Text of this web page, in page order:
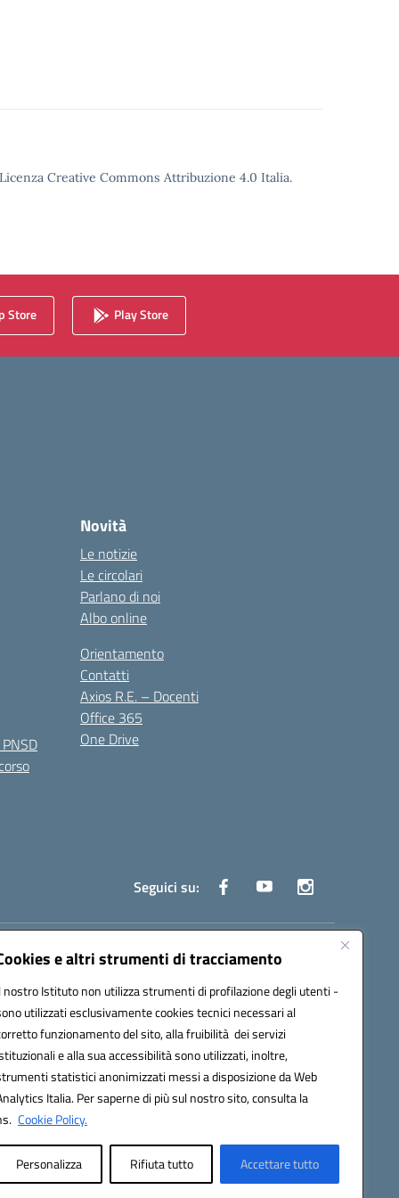
e altri strumenti di tracciamento
nostro Istituto non utilizza strumenti di profilazione degli utenti -
utilizzati esclusivamente cookies tecnici necessari al
funzionamento del sito, alla fruibilità dei servizi
e alla sua accessibilità sono utilizzati, inoltre,
statistici anonimizzati messi a disposizione da Web
Italia. Per saperne di più sul nostro sito, consulta la
Cookie Policy.
Personalizza Rifiuta tutto Accettare tutto
Creative Commons Attribuzione 4.0 Italia.
Store Play Store
Novità
Le notizie
Le circolari
Parlano di noi
Albo online
Orientamento
Contatti
Axios R.E. – Docenti
Office 365
One Drive
Seguici su:
ufficio: UFOYYV | C.Fisc: 93056740637